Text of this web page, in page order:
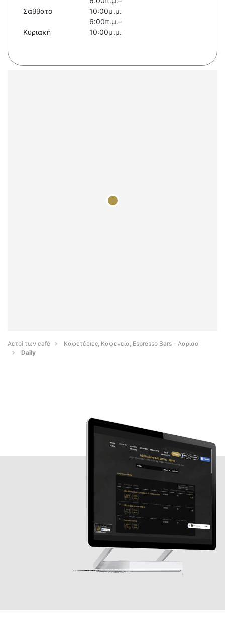
Σάββατο
10:00μ.μ.
Κυριακή
6:00π.μ.–
10:00μ.μ.
Αετοί των café
Καφετέριες, Καφενεία, Espresso Bars - Λαρισα
Daily